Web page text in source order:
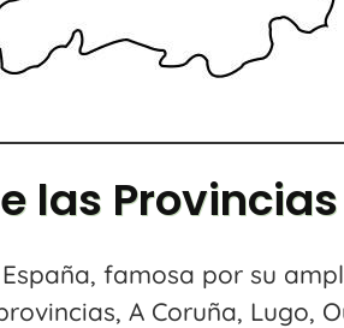
las
famosa por su
A Coruña, Lugo,